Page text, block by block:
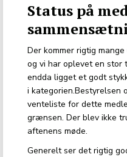
Status på
Der kommer rigtig
og vi har oplevet en stor
endda ligget et godt
i kategorien.Bestyrelsen
venteliste for dette
grænsen. Der blev ikke
aftenens møde.
Generelt ser det rigtig